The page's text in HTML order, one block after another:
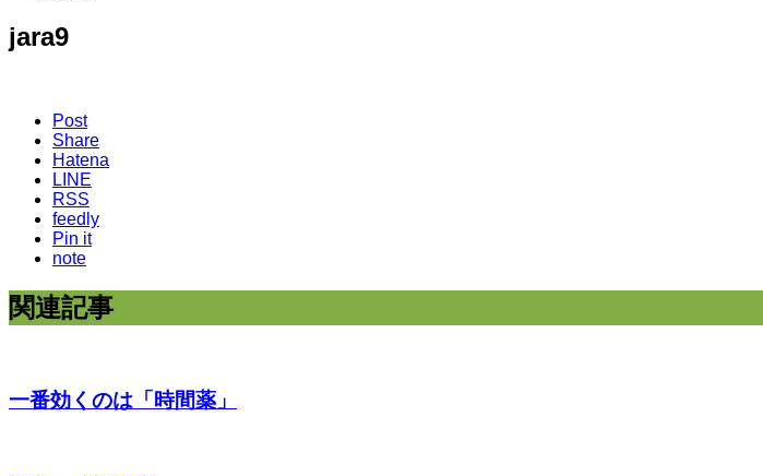
jara9
Post
Share
Hatena
LINE
RSS
feedly
Pin it
note
関連記事
一番効くのは「時間薬」